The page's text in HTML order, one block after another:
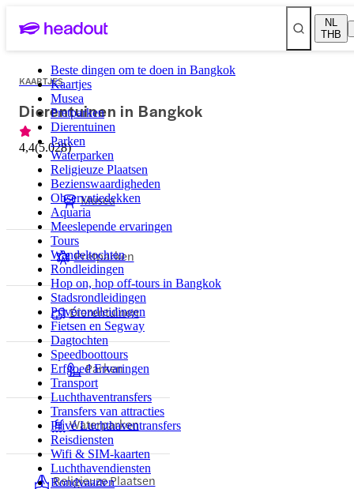
NL
THB
Beste dingen om te doen in Bangkok
Kaartjes
Musea
Pretparken
Dierentuinen
Parken
Waterparken
Religieuze Plaatsen
Bezienswaardigheden
Observatiedekken
Aquaria
Meeslepende ervaringen
Tours
Wandeltochten
Rondleidingen
Hop on, hop off-tours in Bangkok
Stadsrondleidingen
Privérondleidingen
Fietsen en Segway
Dagtochten
Speedboottours
Erfgoed Ervaringen
Transport
Luchthaventransfers
Transfers van attracties
Privé Luchthaventransfers
Reisdiensten
Wifi & SIM-kaarten
Luchthavendiensten
Rondvaarten
KAARTJES
Dierentuinen in Bangkok
4,4(5.028)
Musea
Pretparken
Dierentuinen
Parken
Waterparken
Religieuze Plaatsen